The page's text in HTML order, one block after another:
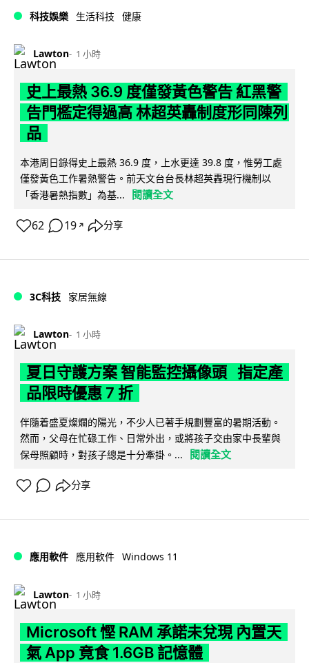
科技娛樂 生活科技 健康
Lawton 1 小時
史上最熱 36.9 度僅發黃色警告 紅黑警
告門檻定得過高 林超英轟制度形同陳列
品
本港周日錄得史上最熱 36.9 度，上水更達 39.8 度，惟勞工處
僅發黃色工作暑熱警告。前天文台台長林超英轟現行機制以
「香港暑熱指數」為基...
閱讀全文
62 19 ↗ 分享
3C科技 家居無線
Lawton 1 小時
夏日守護方案 智能監控攝像頭 指定產
品限時優惠 7 折
伴隨着盛夏燦爛的陽光，不少人已著手規劃豐富的暑期活動。
然而，父母在忙碌工作、日常外出，或將孩子交由家中長輩與
保母照顧時，對孩子總是十分牽掛。...
閱讀全文
分享
應用軟件 應用軟件 Windows 11
Lawton 1 小時
Microsoft 慳 RAM 承諾未兌現 內置天
氣 App 竟食 1.6GB 記憶體